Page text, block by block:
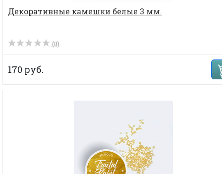
Декоративные камешки белые 3 мм.
(0)
170 руб.